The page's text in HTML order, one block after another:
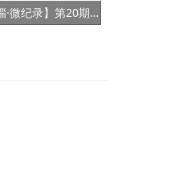
【影淄·微纪录】第20期：战“疫”老将刘景春